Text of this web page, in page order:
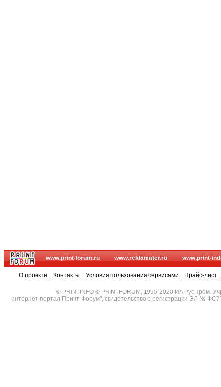
www.print-forum.ru www.reklamater.ru www.print-
О проекте . Контакты . Условия пользования сервисами . Прайс-лист .
© PRINTINFO © PRINTFORUM, 1995-2020 ИА РусПром.
интернет-портал Принт-Форум", свидетельство о регистрации ЭЛ №